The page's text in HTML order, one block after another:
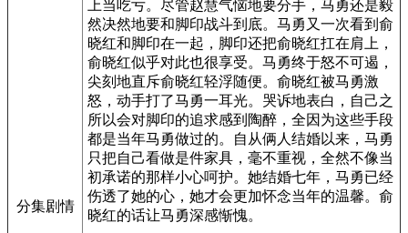
分集剧情
上当吃亏。尽管赵慧气恼地要分手，马勇还是毅
然决然地要和脚印战斗到底。马勇又一次看到俞
晓红和脚印在一起，脚印还把俞晓红扛在肩上，
俞晓红似乎对此也很享受。马勇终于怒不可遏，
尖刻地直斥俞晓红轻浮随便。俞晓红被马勇激
怒，动手打了马勇一耳光。哭诉地表白，自己之
所以会对脚印的追求感到陶醉，全因为这些手段
都是当年马勇做过的。自从俩人结婚以来，马勇
只把自己看做是件家具，毫不重视，全然不像当
初承诺的那样小心呵护。她结婚七年，马勇已经
伤透了她的心，她才会更加怀念当年的温馨。俞
晓红的话让马勇深感惭愧。